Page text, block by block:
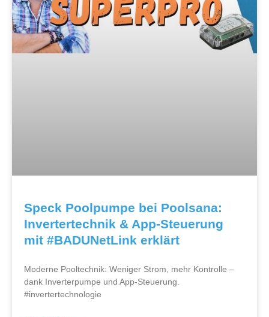
Speck Poolpumpe bei Poolsana:
Invertertechnik & App-Steuerung
mit #BADUNetLink erklärt
Moderne Pooltechnik: Weniger Strom, mehr Kontrolle –
dank Inverterpumpe und App-Steuerung.
#invertertechnologie